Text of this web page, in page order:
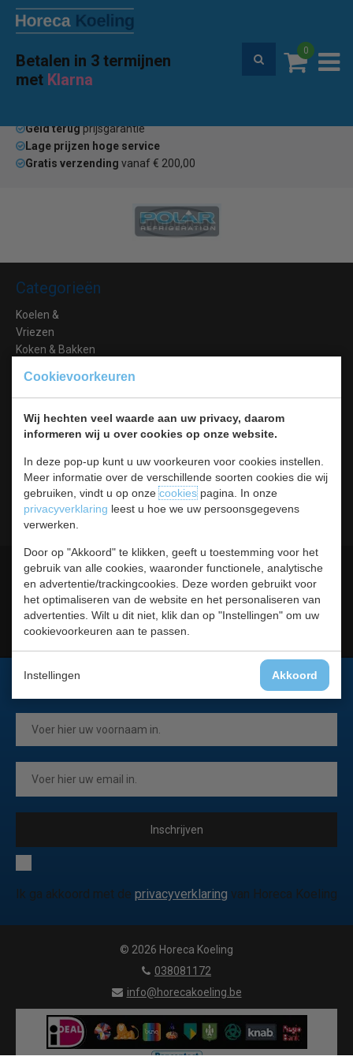
Cookievoorkeuren
Wij hechten veel waarde aan uw privacy, daarom
informeren wij u over cookies op onze website.
In deze pop-up kunt u uw voorkeuren voor cookies instellen.
Meer informatie over de verschillende soorten cookies die wij
gebruiken, vindt u op onzecookiespagina. In onze
privacyverklaring leest u hoe we uw persoonsgegevens
verwerken.
Door op "Akkoord" te klikken, geeft u toestemming voor het
gebruik van alle cookies, waaronder functionele, analytische
en advertentie/trackingcookies. Deze worden gebruikt voor
het optimaliseren van de website en het personaliseren van
advertenties. Wilt u dit niet, klik dan op "Instellingen" om uw
cookievoorkeuren aan te passen.
Instellingen Akkoord
Betalen in 3 termijnen
met Klarna
0
Premium service en garantie
Home Merken
Geld terugprijsgarantie
Lage prijzen hoge service
Gratis verzending vanaf € 200,00
Categorieën
Koelen &
Vriezen
Koken & Bakken
Warmhouden
Bar & Koffie
Buffet & tafel
Kleding
Horeca
Meubilair
RVS
Algemene voorwaarden Leveringsvoorwaarden
Privacy statement Cookies
Retour, teruggavebeleid en
Contact
Aanmelden voor de nieuwsbrief
Inschrijven
Ik ga akkoord met de privacyverklaring van Horeca Koeling
© 2026 Horeca Koeling
|
038081172
|
info@horecakoeling.be